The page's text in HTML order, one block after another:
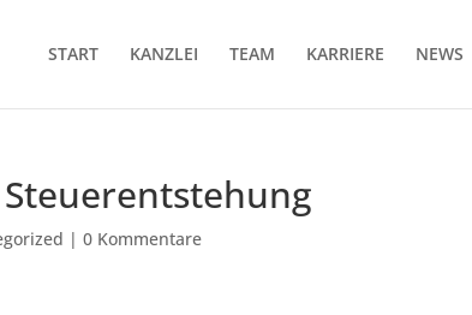
START KANZLEI TEAM KARRIERE NEWS
Steuerentstehung
|0 Kommentare